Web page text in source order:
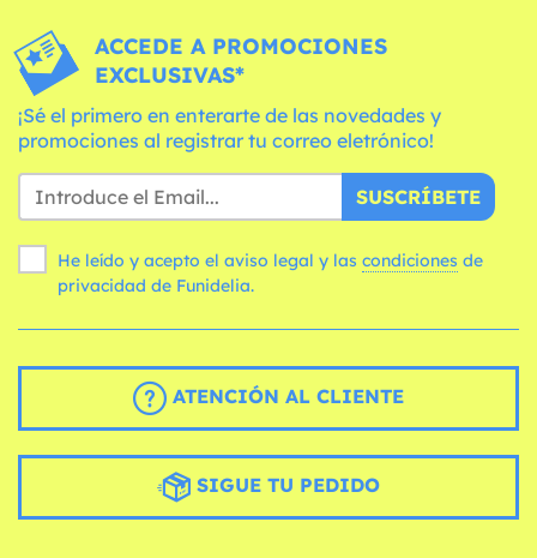
ACCEDE A PROMOCIONES
EXCLUSIVAS*
¡Sé el primero en enterarte de las novedades y
promociones al registrar tu correo eletrónico!
SUSCRÍBETE
He leído y acepto el aviso legal y las condiciones
privacidad de Funidelia.
ATENCIÓN AL CLIENTE
SIGUE TU PEDIDO